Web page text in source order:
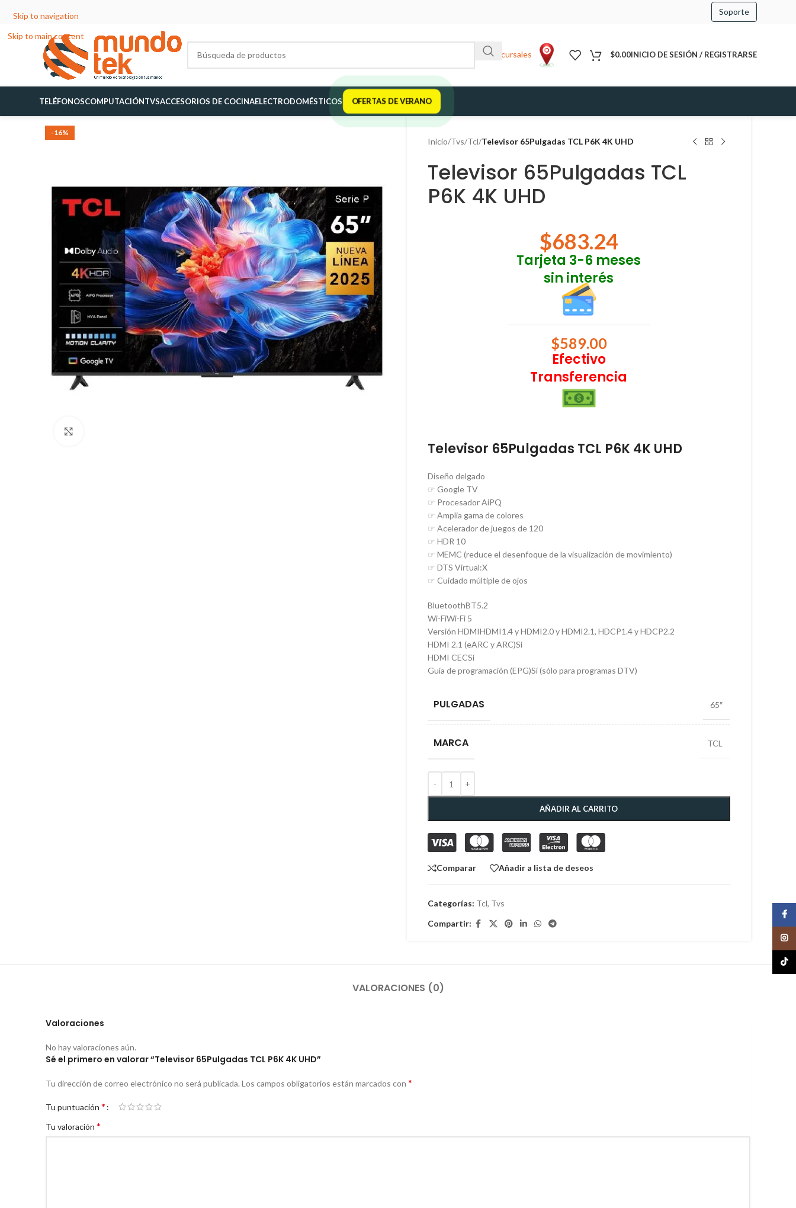
Skip to navigation
Skip to main content
Soporte
Sucursales $0.00INICIO DE SESIÓN / REGISTRARSE
TELÉFONOSCOMPUTACIÓNTVSACCESORIOS DE COCINAELECTRODOMÉSTICOS OFERTAS DE VERANO
-16%
Inicio/Tvs/Tcl/Televisor 65Pulgadas TCL P6K 4K UHD
Televisor 65Pulgadas TCL
P6K 4K UHD
$683.24
Tarjeta 3-6 meses
sin interés
$589.00
Efectivo
Transferencia
Televisor 65Pulgadas TCL P6K 4K UHD
Diseño delgado
☞ Google TV
☞ Procesador AiPQ
☞ Amplia gama de colores
☞ Acelerador de juegos de 120
☞ HDR 10
☞ MEMC (reduce el desenfoque de la visualización de movimiento)
☞ DTS Virtual:X
☞ Cuidado múltiple de ojos
BluetoothBT5.2
Wi-FiWi-Fi 5
Versión HDMIHDMI1.4 y HDMI2.0 y HDMI2.1, HDCP1.4 y HDCP2.2
HDMI 2.1 (eARC y ARC)Sí
HDMI CECSí
Guía de programación (EPG)Sí (sólo para programas DTV)
PULGADAS 65″
MARCA TCL
AÑADIR AL CARRITO
Comparar Añadir a lista de deseos
Categorías: Tcl, Tvs
Compartir:
VALORACIONES (0)
Valoraciones
No hay valoraciones aún.
Sé el primero en valorar “Televisor 65Pulgadas TCL P6K 4K UHD”
Tu dirección de correo electrónico no será publicada. Los campos obligatorios están marcados con *
Tu puntuación *
Tu valoración *